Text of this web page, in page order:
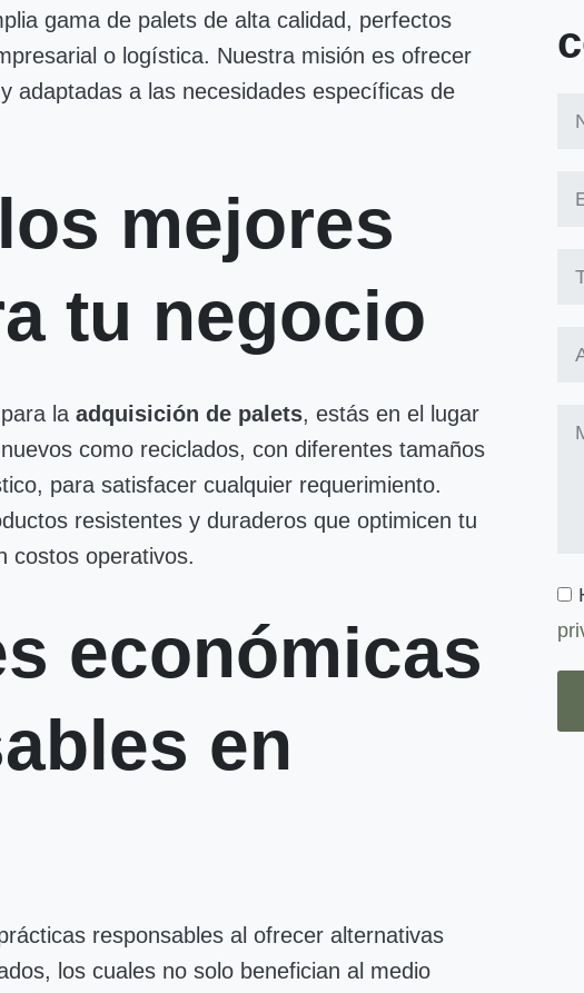
gama de palets de alta calidad, perfectos
o logística. Nuestra misión es ofrecer
adaptadas a las necesidades específicas de
mejores
tu negocio
la adquisición de palets, estás en el lugar
como reciclados, con diferentes tamaños
para satisfacer cualquier requerimiento.
resistentes y duraderos que optimicen tu
costos operativos.
económicas
en
responsables al ofrecer alternativas
los cuales no solo benefician al medio